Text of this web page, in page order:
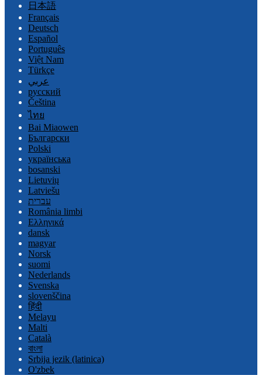
日本語
Français
Deutsch
Español
Português
Việt Nam
Türkçe
عربي
русский
Čeština
ไทย
Bai Miaowen
Български
Polski
українська
bosanski
Lietuvių
Latviešu
עברית
România limbi
Ελληνικά
dansk
magyar
Norsk
suomi
Nederlands
Svenska
slovenščina
हिंदी
Melayu
Malti
Català
বাংলা
Srbija jezik (latinica)
O'zbek